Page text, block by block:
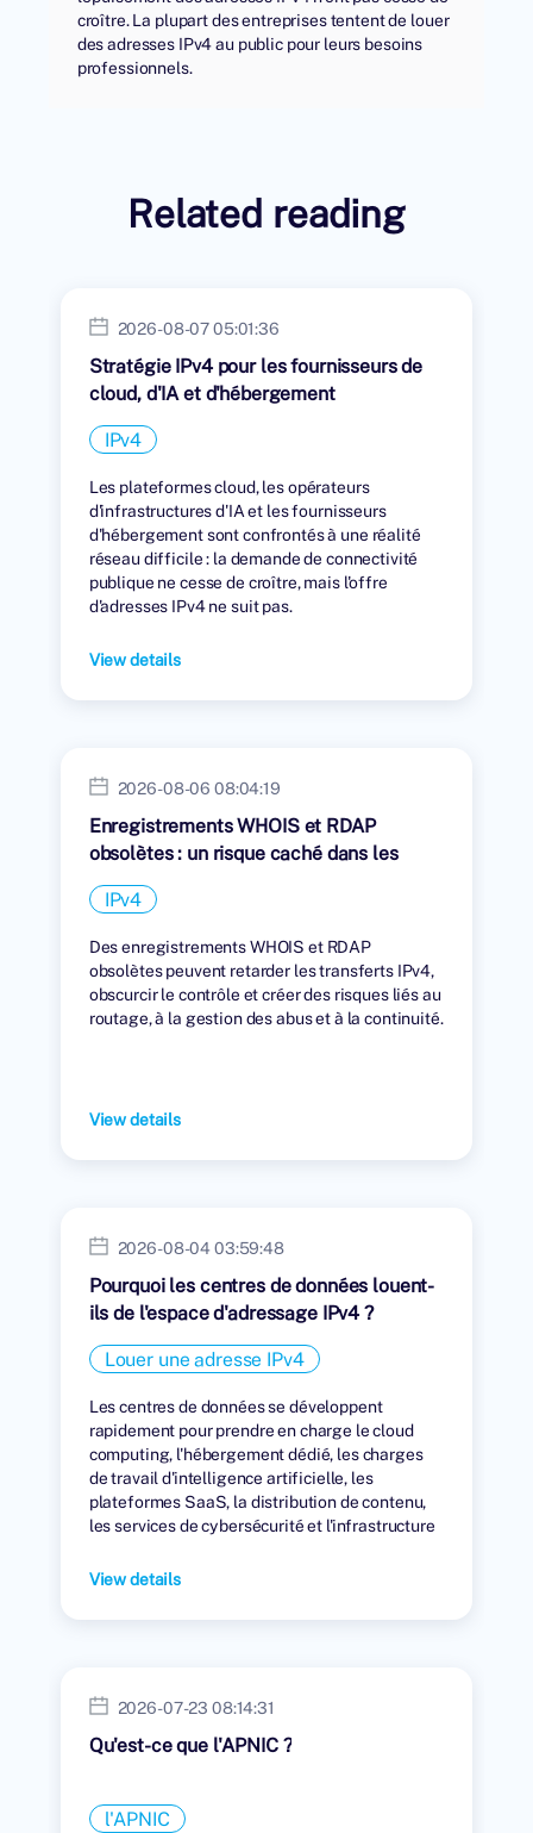
croître. La plupart des entreprises tentent de louer
des adresses IPv4 au public pour leurs besoins
professionnels.
Related reading
2026-08-07 05:01:36
Stratégie IPv4 pour les fournisseurs de
cloud, d'IA et d'hébergement
IPv4
Les plateformes cloud, les opérateurs
d'infrastructures d'IA et les fournisseurs
d'hébergement sont confrontés à une réalité
réseau difficile : la demande de connectivité
publique ne cesse de croître, mais l'offre
d'adresses IPv4 ne suit pas.
View details
2026-08-06 08:04:19
Enregistrements WHOIS et RDAP
obsolètes : un risque caché dans les
transferts IPv4
IPv4
Des enregistrements WHOIS et RDAP
obsolètes peuvent retarder les transferts IPv4,
obscurcir le contrôle et créer des risques liés au
routage, à la gestion des abus et à la continuité.
View details
2026-08-04 03:59:48
Pourquoi les centres de données louent-
ils de l'espace d'adressage IPv4 ?
Louer une adresse IPv4
Les centres de données se développent
rapidement pour prendre en charge le cloud
computing, l'hébergement dédié, les charges
de travail d'intelligence artificielle, les
plateformes SaaS, la distribution de contenu,
les services de cybersécurité et l'infrastructure
View details
2026-07-23 08:14:31
Qu'est-ce que l'APNIC ?
l'APNIC